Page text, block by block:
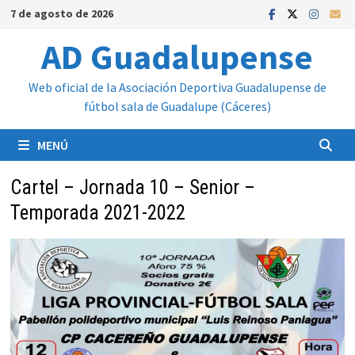
Saltar
contenido
7 de agosto de 2026
AD Guadalupense
Web oficial de la Asociación Deportiva Guadalupense de
fútbol sala de Guadalupe (Cáceres)
MENÚ
Cartel – Jornada 10 – Senior –
Temporada 2021-2022